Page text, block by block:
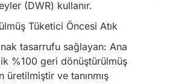
(DWR) kullanır.
Tüketici Öncesi Atık
tasarrufu sağlayan: Ana
%100 geri dönüştürülmüş
üretilmiştir ve tanınmış